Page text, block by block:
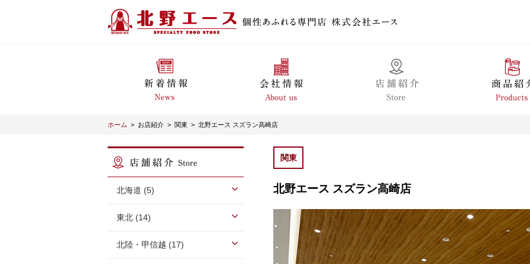
ホーム > お店紹介 > 関東 > 北野エース スズラン高崎店
北海道 (5)
東北 (14)
北陸・甲信越 (17)
関東
北野エース スズラン高崎店